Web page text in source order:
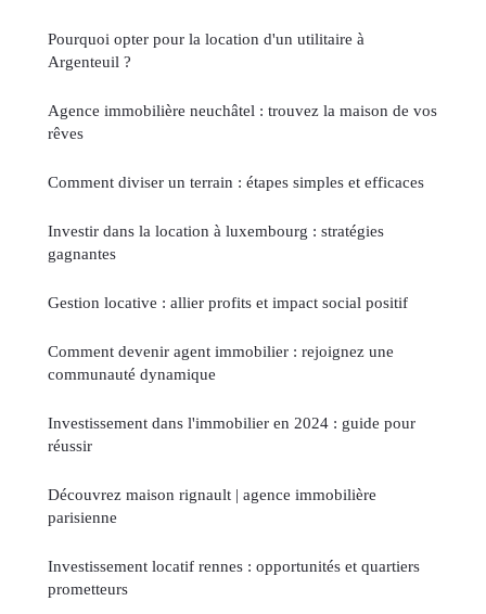
Pourquoi opter pour la location d'un utilitaire à
Argenteuil ?
Agence immobilière neuchâtel : trouvez la maison de vos
rêves
Comment diviser un terrain : étapes simples et efficaces
Investir dans la location à luxembourg : stratégies
gagnantes
Gestion locative : allier profits et impact social positif
Comment devenir agent immobilier : rejoignez une
communauté dynamique
Investissement dans l'immobilier en 2024 : guide pour
réussir
Découvrez maison rignault | agence immobilière
parisienne
Investissement locatif rennes : opportunités et quartiers
prometteurs